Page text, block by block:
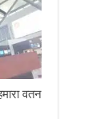
वतन